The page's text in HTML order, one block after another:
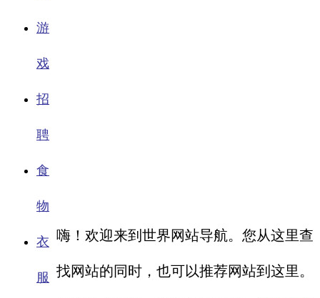
游
戏
招
聘
食
物
衣
服
嗨！欢迎来到世界网站导航。您从这里查
找网站的同时，也可以推荐网站到这里。